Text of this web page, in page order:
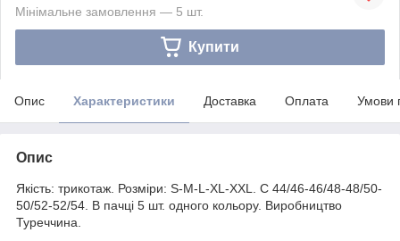
Мінімальне замовлення — 5 шт.
Купити
Опис Характеристики Доставка Оплата Умови
Опис
Якість: трикотаж. Розміри: S-M-L-XL-XXL. С 44/46-46/48-48/50-
50/52-52/54. В пачці 5 шт. одного кольору. Виробництво
Туреччина.